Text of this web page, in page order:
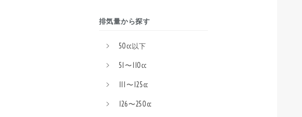
排気量から探す
50cc以下
51〜110cc
111〜125cc
126〜250cc